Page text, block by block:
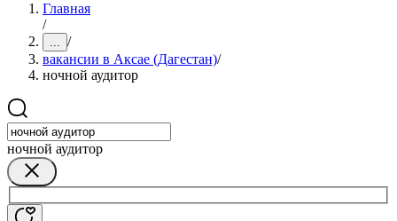
Главная
/
... /
вакансии в Аксае (Дагестан)/
ночной аудитор
ночной аудитор